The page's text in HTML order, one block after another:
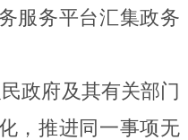
服务平台汇集政务
政府及其有关部门
，推进同一事项无